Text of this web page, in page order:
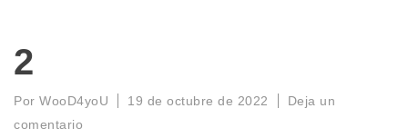
2
Por WooD4yoU 19 de octubre de 2022
Deja un
comentario